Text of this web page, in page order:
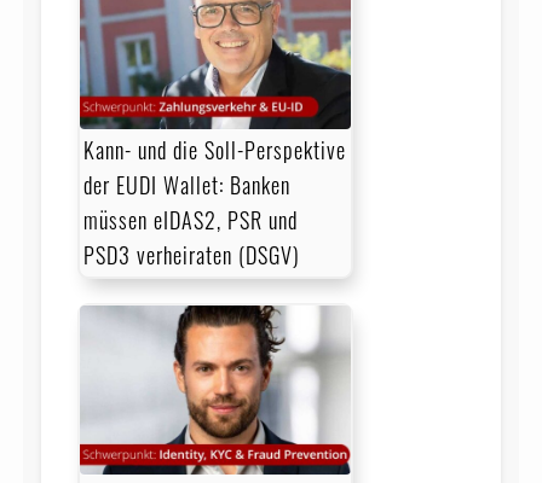
Kann- und die Soll-Perspektive
der EUDI Wallet: Banken
müssen eIDAS2, PSR und
PSD3 verheiraten (DSGV)